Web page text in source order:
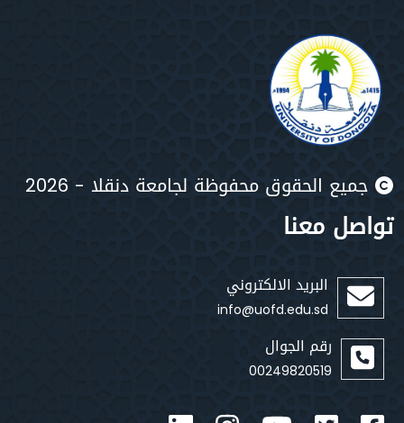
الحقوق محفوظة لجامعة دنقلا - 2026
معنا
البريد الالكتروني
info@uofd.edu.sd
رقم الجوال
00249820519